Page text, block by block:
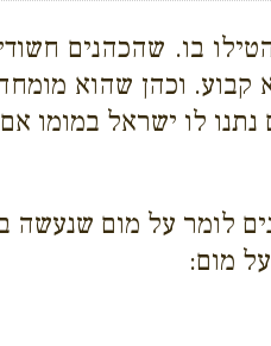
בו. שהכהנים
קבוע. וכהן שהוא
לו ישראל במומו
לומר על מום
מום: